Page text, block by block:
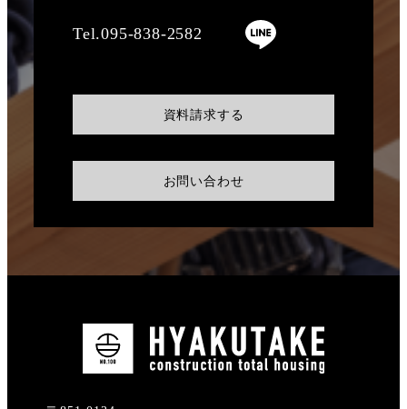
Tel.095-838-2582
資料請求する
お問い合わせ